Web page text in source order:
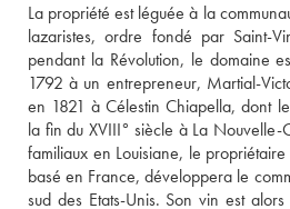
La propriété est léguée à la
lazaristes, ordre fondé par Saint-
pendant la Révolution, le domaine
1792 à un entrepreneur, Martial-
en 1821 à Célestin Chiapella, dont
la fin du XVIII° siècle à La
familiaux en Louisiane, le
basé en France, développera le
sud des Etats-Unis. Son vin est